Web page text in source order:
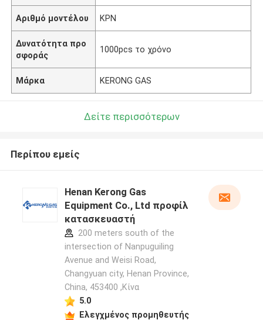
Αριθμό μοντέλου ΚΡΝ
Δυνατότητα προ
σφοράς
1000pcs το χρόνο
Μάρκα KERONG GAS
Δείτε περισσότερων
Περίπου εμείς
Henan Kerong Gas
Equipment Co., Ltd προφίλ
κατασκευαστή
200 meters south of the
intersection of Nanpuguiling
Avenue and Weisi Road,
Changyuan city, Henan Province,
China, 453400 ,Κίνα
5.0
Ελεγχμένος προμηθευτής